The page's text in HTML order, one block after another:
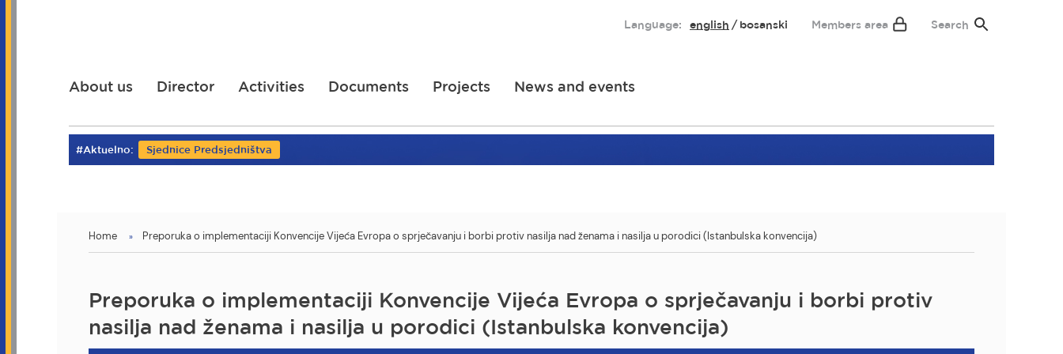
Language: english bosanski Members area Search
About us Director Activities Documents Projects News and events
#Aktuelno: Sjednice Predsjedništva
You
Home Preporuka o implementaciji Konvencije Vijeća Evropa o sprječavanju i borbi protiv nasilja nad ženama i nasilja u porodici (Istanbulska konvencija)
Preporuka o implementaciji Konvencije Vijeća Evropa o sprječavanju i borbi protiv
nasilja nad ženama i nasilja u porodici (Istanbulska konvencija)